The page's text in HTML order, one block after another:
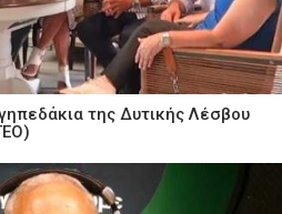
της Δυτικής Λέσβου